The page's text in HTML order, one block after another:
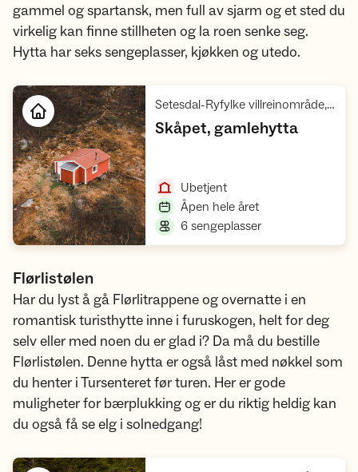
gammel og spartansk, men full av sjarm og et sted du
virkelig kan finne stillheten og la roen senke seg.
Hytta har seks sengeplasser, kjøkken og utedo.
Setesdal-Ryfylke villreinområde, Ryfylke
Skåpet, gamlehytta,
Ubetjent,
Åpen hele året,
6 sengeplasser,
Flørlistølen
Har du lyst å gå Flørlitrappene og overnatte i en
romantisk turisthytte inne i furuskogen, helt for deg
selv eller med noen du er glad i? Da må du bestille
Flørlistølen. Denne hytta er også låst med nøkkel som
du henter i Tursenteret før turen. Her er gode
muligheter for bærplukking og er du riktig heldig kan
du også få se elg i solnedgang!